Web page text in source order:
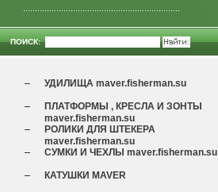
ПОИСК:
УДИЛИЩА maver.fisherman.su
ПЛАТФОРМЫ , КРЕСЛА И ЗОНТЫ
РОЛИКИ ДЛЯ ШТЕКЕРА
СУМКИ И ЧЕХЛЫ maver.fisherman.su
КАТУШКИ МAVER